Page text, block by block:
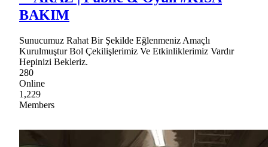
BAKIM
Sunucumuz Rahat Bir Şekilde Eğlenmeniz Amaçlı
Kurulmuştur Bol Çekilişlerimiz Ve Etkinliklerimiz Vardır
Hepinizi Bekleriz.
280
Online
1,229
Members